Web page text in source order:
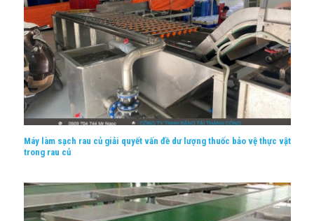
Máy làm sạch rau củ giải quyết vấn đề dư lượng thuốc bảo vệ thực vật
trong rau củ